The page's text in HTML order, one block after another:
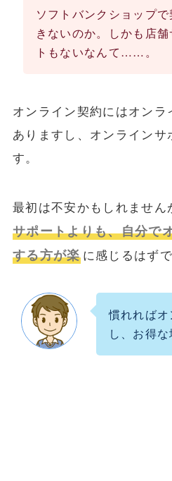
ソフトバンクショップ
きないのか。しかも店舗
トもないなんて……。
オンライン契約にはオン
ありますし、オンラインサ
す。
最初は不安かもしれません
サポートよりも、自分で
する方が楽に感じるはずで
慣れれば
し、お得な